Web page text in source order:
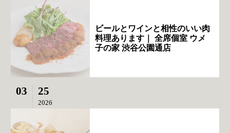
ビールとワインと相性のいい肉
料理あります｜ 全席個室 ウメ
子の家 渋谷公園通店
03 25
2026